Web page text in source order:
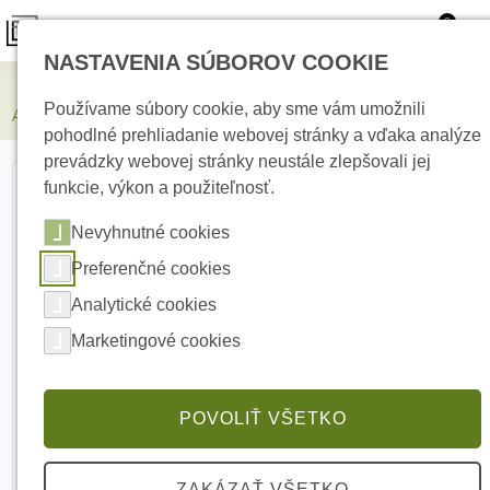
0
AJAX HomeSiren Black Bezdrôtová vnútorná siréna
NASTAVENIA SÚBOROV COOKIE
Používame súbory cookie, aby sme vám umožnili
pohodlné prehliadanie webovej stránky a vďaka analýze
prevádzky webovej stránky neustále zlepšovali jej
funkcie, výkon a použiteľnosť.
Nevyhnutné cookies
Preferenčné cookies
Analytické cookies
Marketingové cookies
POVOLIŤ VŠETKO